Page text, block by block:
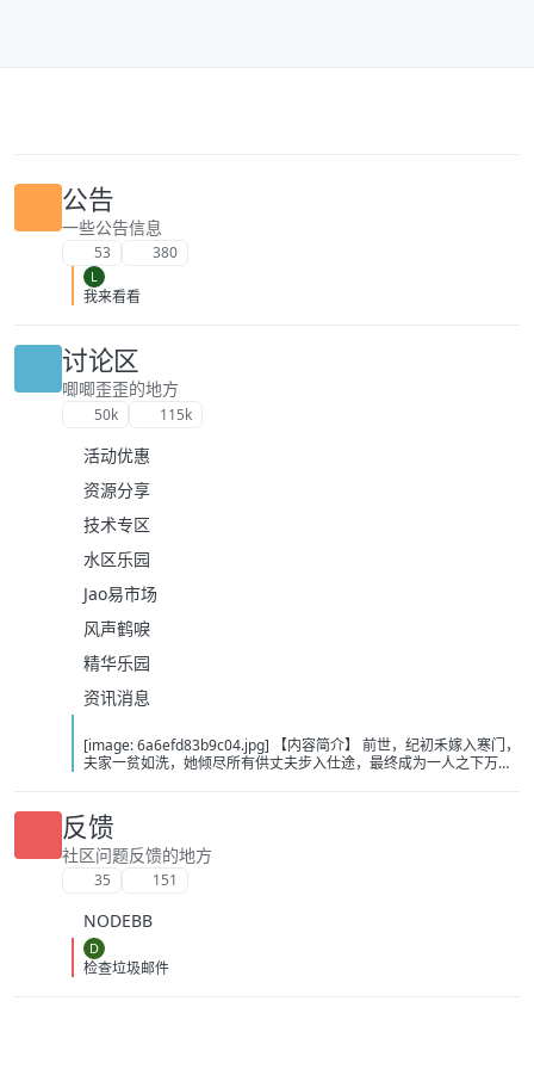
公告
一些公告信息
53 380
L
我来看看
讨论区
唧唧歪歪的地方
50k 115k
活动优惠
资源分享
技术专区
水区乐园
Jao易市场
风声鹤唳
精华乐园
资讯消息
[image: 6a6efd83b9c04.jpg] 【内容简介】 前世，纪初禾嫁入寒门，
夫家一贫如洗，她倾尽所有供丈夫步入仕途，最终成为一人之下万人
换嫁，嫁入寒门，纪初禾被抬进了王府，成了世子夫人。世子早有心
上人，闹着要休妻，府中下人也嘲笑她是冒牌货。纪初禾轻叹：高门
主母难当啊。好在，她这一世只有一个目标：只求荣华富贵！ 【下载
地址】 百度：https://pan.baidu.com/s/1c6N1cdKpjtxsJzvdNai5NQ?
pwd=x47k 夸克：https://pan.quark.cn/s/458fe8f09fe2?pwd=zbLi
反馈
社区问题反馈的地方
35 151
NODEBB
D
检查垃圾邮件